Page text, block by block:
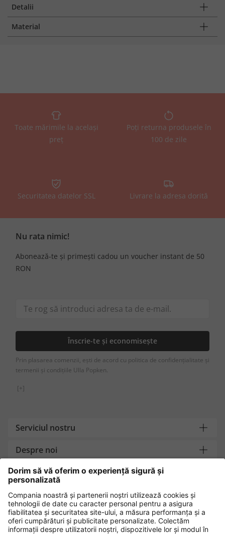
Detalii
Material
Toate mărimile la același
preț
Poți returna produsele în
100 de zile
Securitatea datelor SSL Livrare la adresa dorită
Nu rata nimic!
Abonează-te și primești cadou un voucher instant de 50
RON
Înscrie-te și economisește
Prin plasarea comenzii, ești de acord cu politica de confidențialitate și
termenii și condițiile Ulla Popken.
[+]
Serviciul nostru
Despre noi
Contact
Metode de plată
Cumpără în siguranță cu